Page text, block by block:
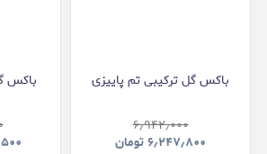
باکس گل ترکیبی تم پاییزی
۶٫۹۴۲٫۰۰۰
۶٫۲۴۷٫۸۰۰تومان
باکس